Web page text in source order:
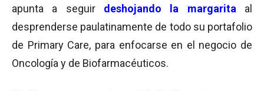
apunta a seguir deshojando la margarita
al
desprenderse paulatinamente de todo su portafolio
de Primary Care, para enfocarse en el negocio de
Oncología y de Biofarmacéuticos.